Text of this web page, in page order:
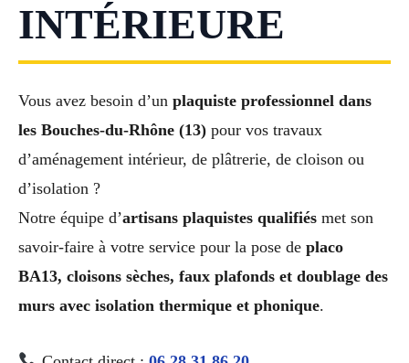
INTÉRIEURE
Vous avez besoin d’un plaquiste professionnel dans
les Bouches-du-Rhône (13) pour vos travaux
d’aménagement intérieur, de plâtrerie, de cloison ou
d’isolation ?
Notre équipe d’artisans plaquistes qualifiés met son
savoir-faire à votre service pour la pose de placo
BA13, cloisons sèches, faux plafonds et doublage des
murs avec isolation thermique et phonique.